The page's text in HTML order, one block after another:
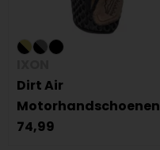
Dirt Air
Motorhandschoenen
74,99